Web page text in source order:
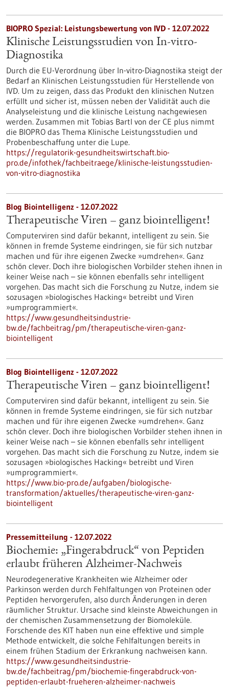
BIOPRO Spezial: Leistungsbewertung von IVD - 12.07.2022
Klinische Leistungsstudien von In-vitro-
Diagnostika
Durch die EU-Verordnung über In-vitro-Diagnostika steigt der
Bedarf an Klinischen Leistungsstudien für Herstellende von
IVD. Um zu zeigen, dass das Produkt den klinischen Nutzen
erfüllt und sicher ist, müssen neben der Validität auch die
Analyseleistung und die klinische Leistung nachgewiesen
werden. Zusammen mit Tobias Bartl von der CE plus nimmt
die BIOPRO das Thema Klinische Leistungsstudien und
Probenbeschaffung unter die Lupe.
https://regulatorik-gesundheitswirtschaft.bio-
pro.de/infothek/fachbeitraege/klinische-leistungsstudien-
von-vitro-diagnostika
Blog Biointelligenz - 12.07.2022
Therapeutische Viren – ganz biointelligent!
Computerviren sind dafür bekannt, intelligent zu sein. Sie
können in fremde Systeme eindringen, sie für sich nutzbar
machen und für ihre eigenen Zwecke »umdrehen«. Ganz
schön clever. Doch ihre biologischen Vorbilder stehen ihnen in
keiner Weise nach – sie können ebenfalls sehr intelligent
vorgehen. Das macht sich die Forschung zu Nutze, indem sie
sozusagen »biologisches Hacking« betreibt und Viren
»umprogrammiert«.
https://www.gesundheitsindustrie-
bw.de/fachbeitrag/pm/therapeutische-viren-ganz-
biointelligent
Blog Biointelligenz - 12.07.2022
Therapeutische Viren – ganz biointelligent!
Computerviren sind dafür bekannt, intelligent zu sein. Sie
können in fremde Systeme eindringen, sie für sich nutzbar
machen und für ihre eigenen Zwecke »umdrehen«. Ganz
schön clever. Doch ihre biologischen Vorbilder stehen ihnen in
keiner Weise nach – sie können ebenfalls sehr intelligent
vorgehen. Das macht sich die Forschung zu Nutze, indem sie
sozusagen »biologisches Hacking« betreibt und Viren
»umprogrammiert«.
https://www.bio-pro.de/aufgaben/biologische-
transformation/aktuelles/therapeutische-viren-ganz-
biointelligent
Pressemitteilung - 12.07.2022
Biochemie: „Fingerabdruck“ von Peptiden
erlaubt früheren Alzheimer-Nachweis
Neurodegenerative Krankheiten wie Alzheimer oder
Parkinson werden durch Fehlfaltungen von Proteinen oder
Peptiden hervorgerufen, also durch Änderungen in deren
räumlicher Struktur. Ursache sind kleinste Abweichungen in
der chemischen Zusammensetzung der Biomoleküle.
Forschende des KIT haben nun eine effektive und simple
Methode entwickelt, die solche Fehlfaltungen bereits in
einem frühen Stadium der Erkrankung nachweisen kann.
https://www.gesundheitsindustrie-
bw.de/fachbeitrag/pm/biochemie-fingerabdruck-von-
peptiden-erlaubt-frueheren-alzheimer-nachweis